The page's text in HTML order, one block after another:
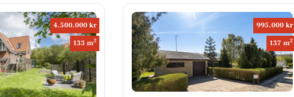
4.500.000 kr
133 m2
995.000 kr
137 m2